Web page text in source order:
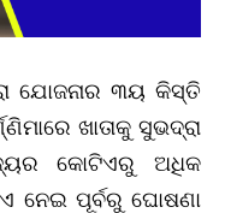
ଯୋଜନାର ୩ୟ କିସ୍ତି
ଖାତାକୁ ସୁଭଦ୍ରା
କୋଟିଏରୁ ଅଧିକ
ନେଇ ପୂର୍ବରୁ ଘୋଷଣା